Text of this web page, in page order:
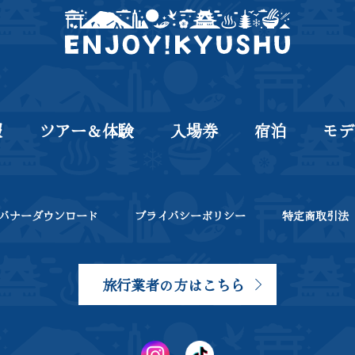
ツアー＆体験 入場券 宿泊 モ
ナーダウンロード プライバシーポリシー 特定商取引法
旅行業者の方はこちら